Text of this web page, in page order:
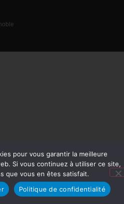
pour vous garantir la meilleure
Si vous continuez à utiliser ce site,
que vous en êtes satisfait.
Politique de confidentialité